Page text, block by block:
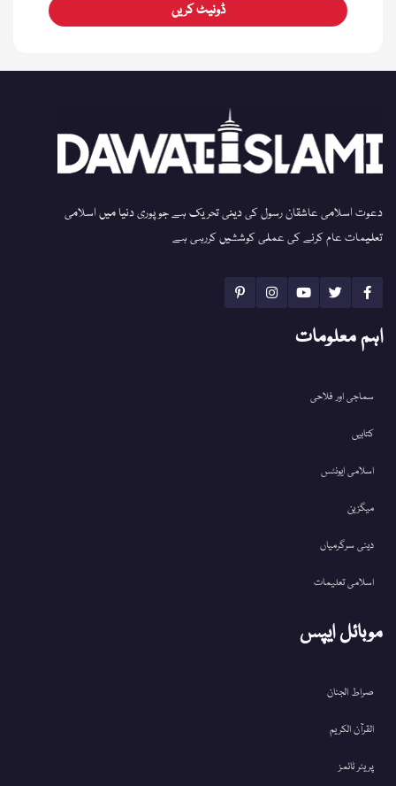
ڈونیٹ کریں
دعوت اسلامی عاشقان رسول کی دینی تحریک ہے جو پوری دنیا میں اسلامی
تعلیمات عام کرنے کی عملی کوششیں کررہی ہے
اہم معلومات
سماجی اور فلاحی
کتابیں
اسلامی ایونٹس
میگزین
دینی سرگرمیاں
اسلامی تعلیمات
موبائل ایپس
صراط الجنان
القرآن الکریم
پریئر ٹائمز